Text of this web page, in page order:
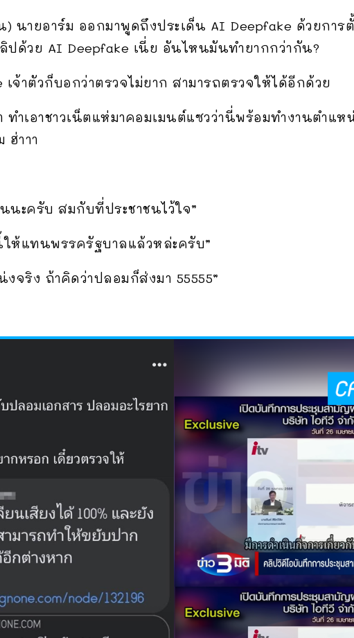
นายอาร์ม ออกมาพูดถึงประเด็น AI Deepfake ด้วยการ
ด้วย AI Deepfake เนี่ย อันไหนมันทำยากกว่ากัน?
จ้าตัวก็บอกว่าตรวจไม่ยาก สามารถตรวจให้ได้อีกด้วย
ทำเอาชาวเน็ตแห่มาคอมเมนต์แซวว่านี่พร้อมทำงานตำแ
ฮ่าาา
นะครับ สมกับที่ประชาชนไว้ใจ”
ห้แทนพรรครัฐบาล​แล้วหล่ะครับ”
จริง ถ้าคิดว่าปลอมก็ส่งมา 55555”